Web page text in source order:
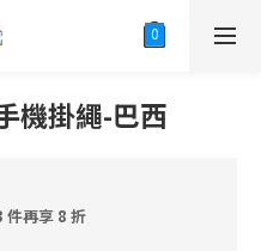
機掛繩-巴西
件再享 8 折